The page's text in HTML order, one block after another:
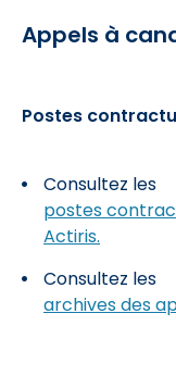
Appels à
Postes
Consultez les
postes
Actiris.
Consultez les
archives des